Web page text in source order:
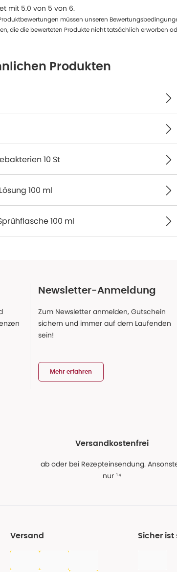
mit 5.0 von 5 von 6.
müssen unseren
die die bewerteten Produkte nicht tatsächlich erworben
Produkten
10 St
100 ml
100 ml
Newsletter-Anmeldung
Zum Newsletter anmelden, Gutschein
sichern und immer auf dem Laufenden
sein!
Mehr erfahren
Versandkostenfrei
ab oder bei Rezepteinsendung.
nur ¹⁴
Versand Sicher ist